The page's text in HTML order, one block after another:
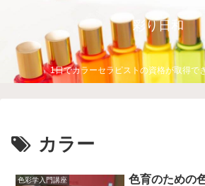
彩り日和
1日でカラーセラピストの資格が取得で
カラー
色彩学入門講座
色育のための